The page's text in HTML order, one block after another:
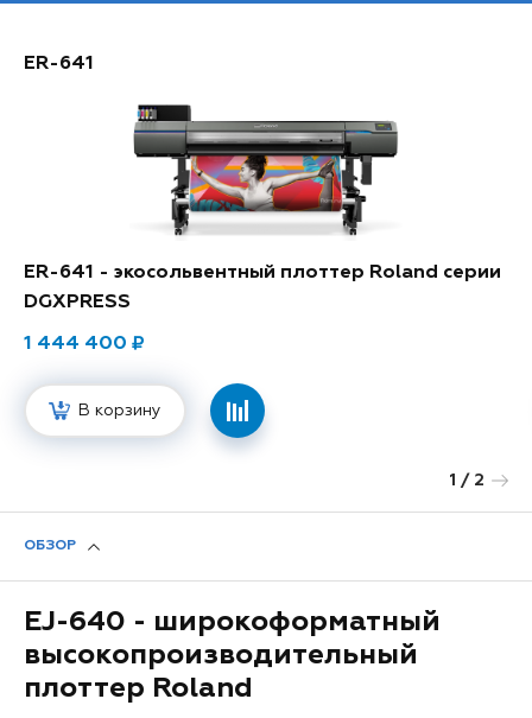
1 / 2
ER-641
ER-641 - экосольвентный плоттер Roland серии
DGXPRESS
1 444 400
В корзину
ОБЗОР
EJ-640 - широкоформатный
высокопроизводительный
плоттер Roland